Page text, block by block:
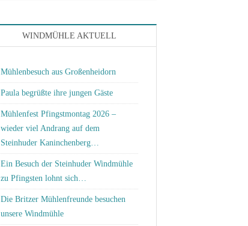
WINDMÜHLE AKTUELL
Mühlenbesuch aus Großenheidorn
Paula begrüßte ihre jungen Gäste
Mühlenfest Pfingstmontag 2026 –
wieder viel Andrang auf dem
Steinhuder Kaninchenberg…
Ein Besuch der Steinhuder Windmühle
zu Pfingsten lohnt sich…
Die Britzer Mühlenfreunde besuchen
unsere Windmühle